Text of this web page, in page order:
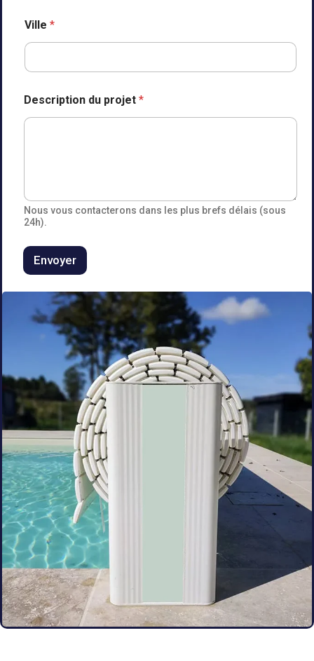
Ville *
t
f
e
n
o
Description du projet *
Nous vous contacterons dans les plus brefs délais (sous
24h).
Envoyer